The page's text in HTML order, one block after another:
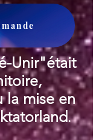
Unir"était
la mise en
.